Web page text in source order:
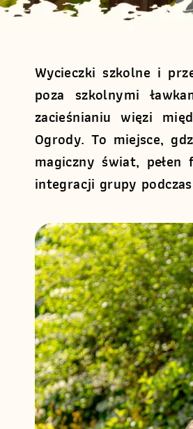
Wycieczki szkolne i
poza szkolnymi
zacieśnianiu więzi
Ogrody. To miejsce,
magiczny świat, pełen
integracji grupy